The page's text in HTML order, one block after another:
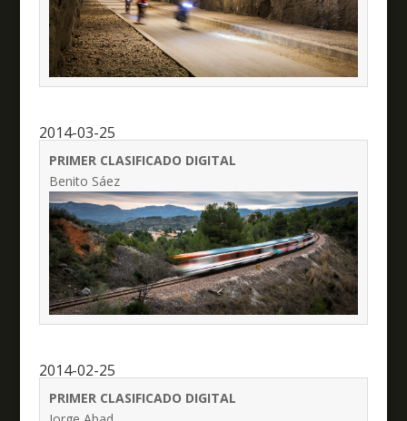
2014-03-25
PRIMER CLASIFICADO DIGITAL
Benito Sáez
2014-02-25
PRIMER CLASIFICADO DIGITAL